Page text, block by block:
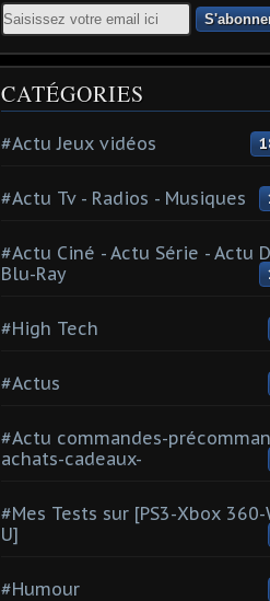
Email
CATÉGORIES
#Actu Jeux vidéos
#Actu Tv - Radios - Musiques
#Actu Ciné - Actu Série - Actu
Blu-Ray
#High Tech
#Actus
#Actu commandes-
achats-cadeaux-
#Mes Tests sur [PS3-Xbox 360-
U]
#Humour